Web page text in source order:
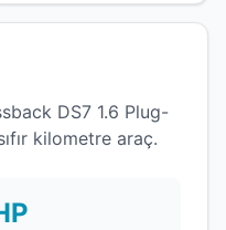
DS7 1.6 Plug-
kilometre araç.